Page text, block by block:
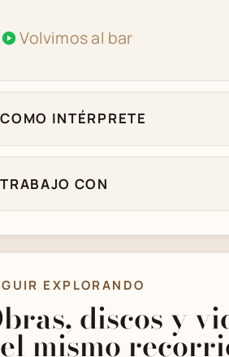
Volvimos al bar
COMO INTÉRPRETE
TRABAJO CON
EXPLORANDO
discos y
mismo